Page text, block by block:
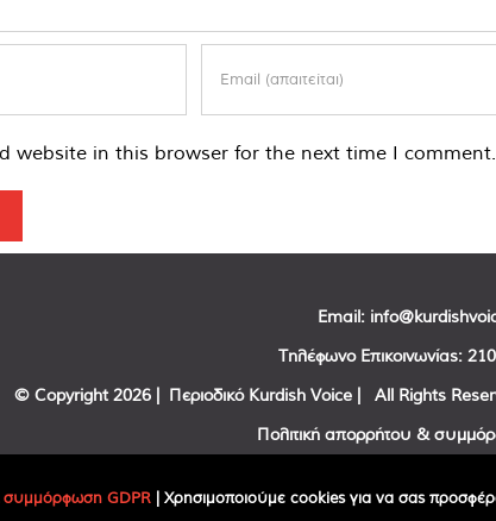
website in this browser for the next time I comment.
Email:
Τηλέφωνο Επικοινωνίας:
© Copyright 2026 | Περιοδικό Kurdish Voice | All Rights
Πολιτική απορρήτου &
συμμόρφωση GDPR | Χρησιμοποιούμε cookies για να σας